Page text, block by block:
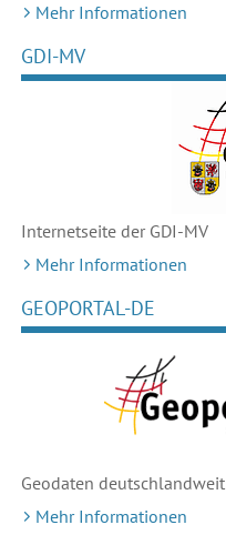
Mehr Informationen
GDI-MV
Internetseite der GDI-MV
Mehr Informationen
GEOPORTAL-DE
Geodaten deutschlandweit
Mehr Informationen